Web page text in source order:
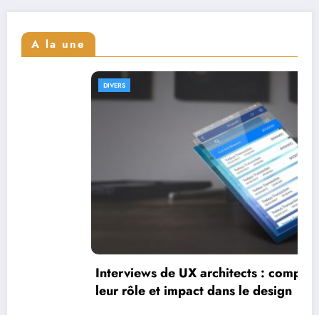
A la une
de UX architects : comprendre
et impact dans le design
leur